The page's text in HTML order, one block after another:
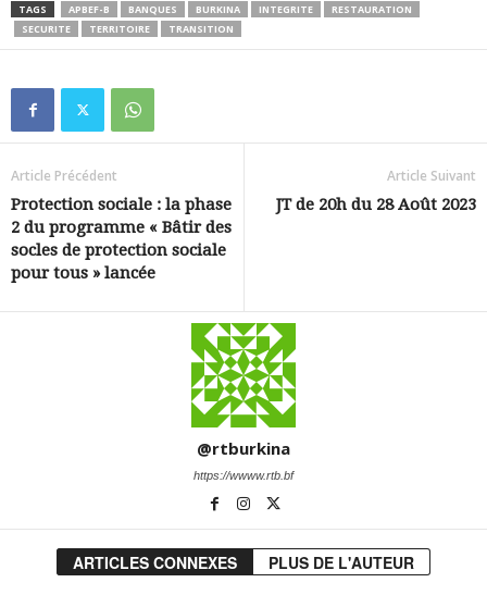
TAGS APBEF-B BANQUES BURKINA INTEGRITE
RESTAURATION
SECURITE
TERRITOIRE TRANSITION
Article Précédent
Protection sociale : la phase
2 du programme « Bâtir des
socles de protection sociale
pour tous » lancée
Article Suivant
JT de 20h du 28 Août 2023
@rtburkina
https://wwww.rtb.bf
ARTICLES CONNEXES PLUS DE L'AUTEUR